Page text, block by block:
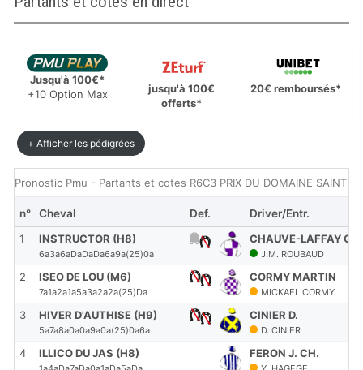
Jusqu'à 100€*
+10 Option Max
jusqu'à 100€
offerts*
20€ remboursés*
+ Afficher les pédigrées
Pronostic Pmu - Partants et cotes R6C3 PRIX DU DOMAINE SAINT
n° Cheval Def.
Driver/Entr.
1
INSTRUCTOR (H8)
6a3a6aDaDaDa6a9a(25)0a
CHAUVE-LAFFAY Q.
J.M. ROUBAUD
2 ISEO DE LOU (M6)
7a1a2a1a5a3a2a2a(25)Da
CORMY MARTIN
MICKAEL CORMY
3 HIVER D'AUTHISE (H9)
5a7a8a0a0a9a0a(25)0a6a
CINIER D.
D. CINIER
4 ILLICO DU JAS (H8) FERON J. CH.